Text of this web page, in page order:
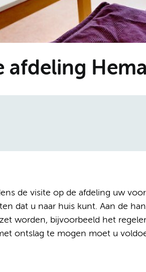
afdeling
de visite op de afdeling uw
dat u naar huis kunt. Aan de
worden, bijvoorbeeld het
ontslag te mogen moet u